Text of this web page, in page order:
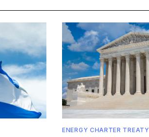
ENERGY CHARTER TREATY